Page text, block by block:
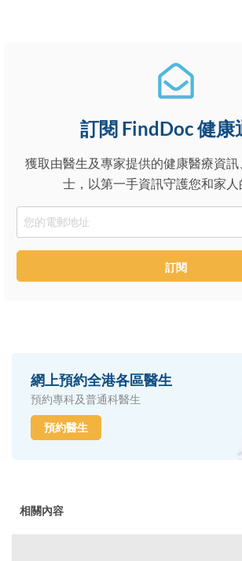
訂閱 FindDoc 健康
獲取由醫生及專家提供的健康醫療資
士，以第一手資訊守護您和家人
Email
訂閱
網上預約全港各區醫生
預約專科及普通科醫生
預約醫生
相關內容